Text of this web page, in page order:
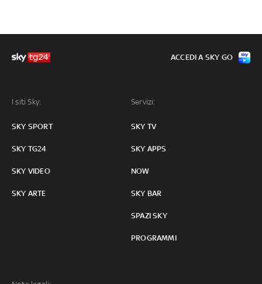
I siti Sky:
SKY SPORT
SKY TG24
SKY VIDEO
SKY ARTE
Servizi:
SKY TV
SKY APPS
NOW
SKY BAR
SPAZI SKY
PROGRAMMI
ACCEDI A SKY GO